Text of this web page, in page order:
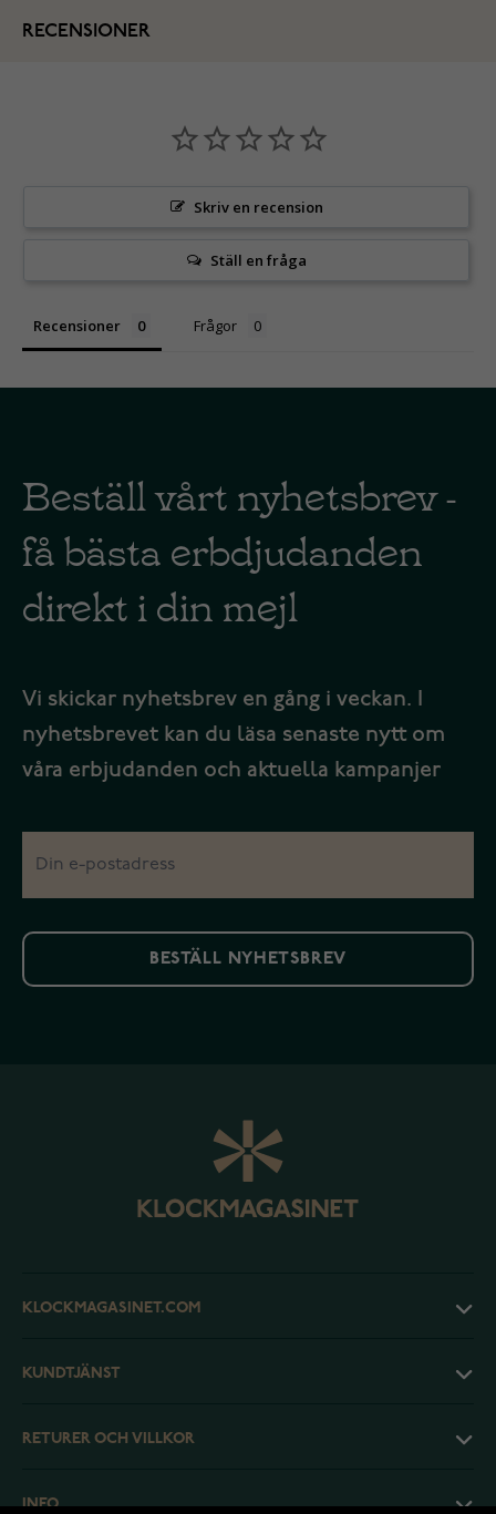
RECENSIONER
Skriv en recension
Ställ en fråga
Recensioner Frågor
Beställ vårt nyhetsbrev -
få bästa erbdjudanden
direkt i din mejl
Vi skickar nyhetsbrev en gång i veckan. I
nyhetsbrevet kan du läsa senaste nytt om
våra erbjudanden och aktuella kampanjer
BESTÄLL NYHETSBREV
KLOCKMAGASINET.COM
KUNDTJÄNST
RETURER OCH VILLKOR
INFO